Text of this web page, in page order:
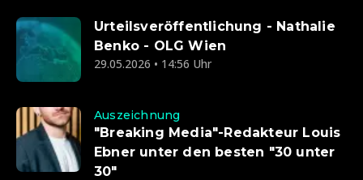
Urteilsveröffentlichung - Nathalie
Benko - OLG Wien
29.05.2026 • 14:56 Uhr
Auszeichnung
"Breaking Media"-Redakteur Louis
Ebner unter den besten "30 unter
30"